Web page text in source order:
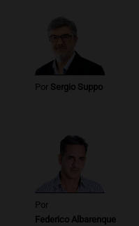
Por Sergio Suppo
Por
Federico Albarenque